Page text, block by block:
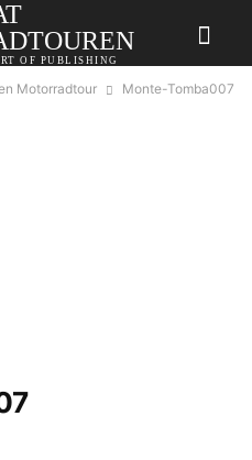
OF PUBLISHING
Motorradtour Monte-Tomba007